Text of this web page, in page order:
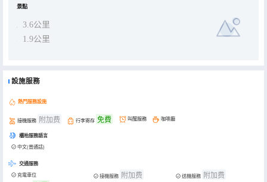
景點
3.6公里
1.9公里
設施服務
熱門服務設施
接機服務 附加费 行李寄存 免費 叫醒服務 咖啡廳
櫃枱服務語言
中文(普通話)
交通服務
充電車位 接機服務 附加费 送機服務 附加费